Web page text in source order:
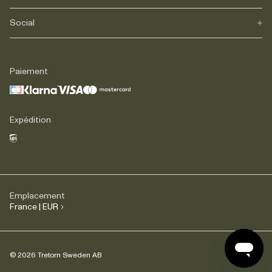
Journals
Carrière
FAQs
Livraison
Légal
Social
TikTok
LinkedIn
Paiement
Expédition
Emplacement
France | EUR
© 2026 Tretorn Sweden AB